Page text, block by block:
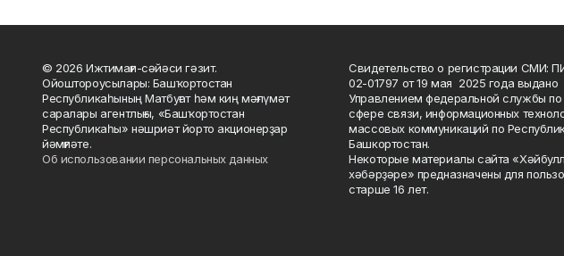
© 2026 Ижтимағи-сәйәси гәзит.
Ойоштороусылары: Башҡортостан
Республикаһының Матбуғат һәм киң мәғлүмәт
саралары агентлығы, «Башҡортостан
Республикаһы» нәшриәт йорто акционерҙар
йәмғиәте.
Об использовании персональных данных
Свидетельство о регистрации СМИ:
02-01797 от 19 мая 2025 года выдано
Управлением федеральной службы по
сфере связи, информационных
массовых коммуникаций по
Башкортостан.
Некоторые материалы сайта
хәбәрҙәре» предназначены для
старше 16 лет.